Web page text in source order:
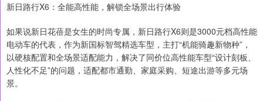
新日路行X6：全能高性能，解锁全场景出行体验
如果说新日花蓓是女生的时尚专属，新日路行X6则是3000元档高性能
电动车的代表，作为新国标智驾精选车型，主打“机能骑趣新物种”，
以硬核配置和全场景适配能力，解决了同价位高性能车型“设计刻板、
人性化不足”的问题，适配都市通勤、家庭采购、短途出游等多元场
景。